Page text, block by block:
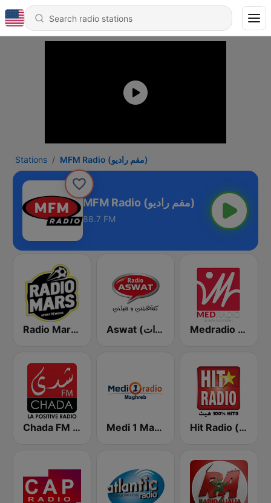
Stations MFM Radio (مفم راديو)
MFM Radio (مفم راديو)
88.7 FM
Radio Mars (راديو مرس) Aswat (أصوات) Medradio (ميد راديو)
Chada FM (شدى فم) Medi 1 Maghreb (ميدى1 مغرب) Hit Radio (هيت راديو)